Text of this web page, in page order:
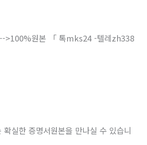
>100%원본 「 톡mks24 -텔레zh338
실한 증명서원본을 만나실 수 있습니